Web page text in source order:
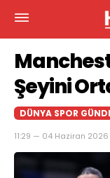
Şeyini
DÜNYA SPOR
11:29 — 04 Haziran 2026